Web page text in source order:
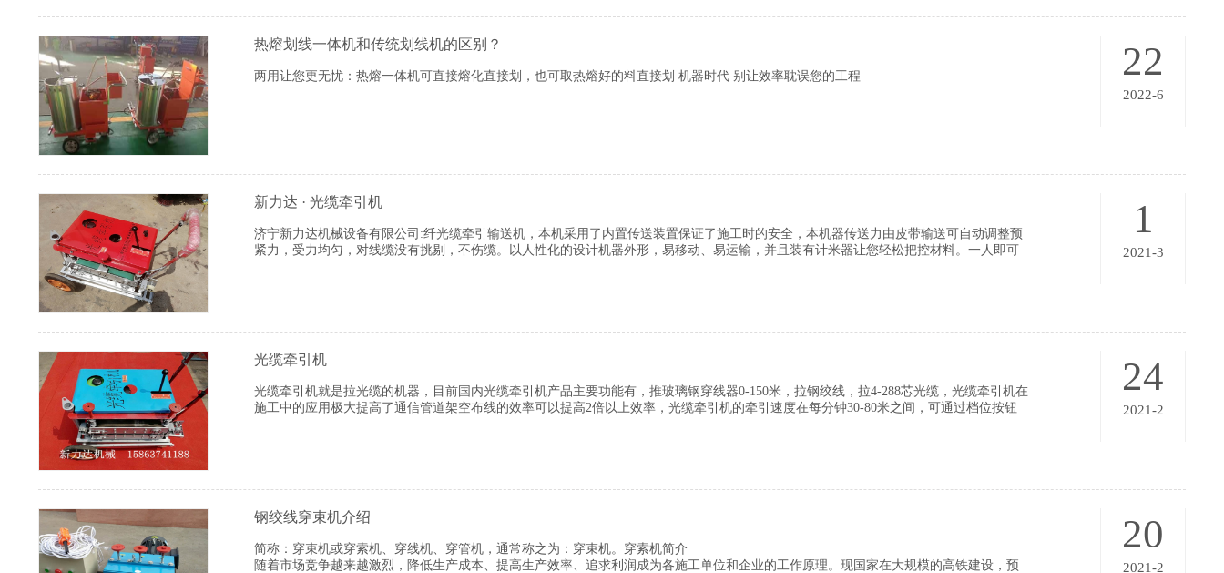
22
2022-6
热熔划线一体机和传统划线机的区别？
两用让您更无忧：热熔一体机可直接熔化直接划，也可取热熔好的料直接划 机器时代 别让效率耽误您的工程
1
2021-3
新力达 · 光缆牵引机
济宁新力达机械设备有限公司:纤光缆牵引输送机，本机采用了内置传送装置保证了施工时的安全，本机器传送力由皮带输送可自动调整预
紧力，受力均匀，对线缆没有挑剔，不伤缆。以人性化的设计机器外形，易移动、易运输，并且装有计米器让您轻松把控材料。一人即可
24
2021-2
光缆牵引机
光缆牵引机就是拉光缆的机器，目前国内光缆牵引机产品主要功能有，推玻璃钢穿线器0-150米，拉钢绞线，拉4-288芯光缆，光缆牵引机在
施工中的应用极大提高了通信管道架空布线的效率可以提高2倍以上效率，光缆牵引机的牵引速度在每分钟30-80米之间，可通过档位按钮
20
2021-2
钢绞线穿束机介绍
简称：穿束机或穿索机、穿线机、穿管机，通常称之为：穿束机。穿索机简介
随着市场竞争越来越激烈，降低生产成本、提高生产效率、追求利润成为各施工单位和企业的工作原理。现国家在大规模的高铁建设，预